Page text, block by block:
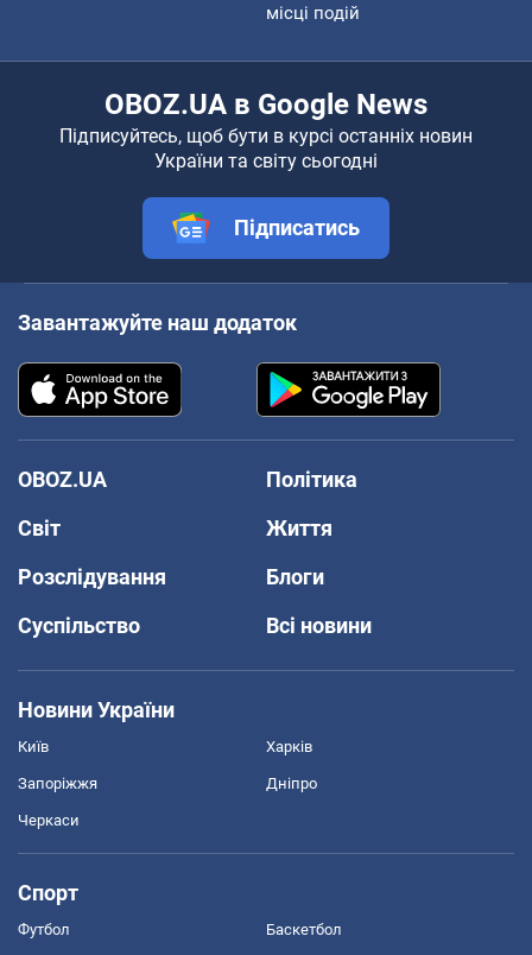
місці подій
OBOZ.UA в Google News
Підписуйтесь, щоб бути в курсі останніх новин
України та світу сьогодні
Підписатись
Завантажуйте наш додаток
OBOZ.UA
Політика
Світ
Життя
Розслідування
Блоги
Суспільство
Всі новини
Новини України
Київ Харків
Запоріжжя Дніпро
Черкаси
Спорт
Футбол Баскетбол